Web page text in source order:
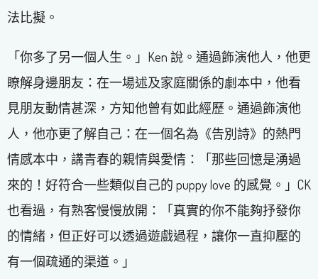
法比擬。
「你多了另一個人生。」Ken 說。通過飾演他人，他更
瞭解身邊朋友：在一場述及家庭關係的劇本中，他看
見朋友動情甚深，方知他曾有如此經歷。通過飾演他
人，他亦更了解自己：在一個名為《告別詩》的熱門
情感本中，講青春的親情與愛情：「那些回憶是湧過
來的！好符合一些類似自己的 puppy love 的感覺。」CK
也看過，有熟客慢慢放開：「真實的你不能夠抒發你
的情緒，但正好可以透過遊戲過程，讓你一直抑壓的
有一個疏通的渠道。」